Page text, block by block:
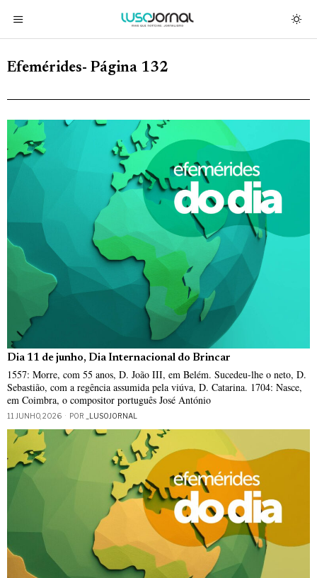
Efemérides- Página 132
Dia 11 de junho, Dia Internacional do Brincar
1557: Morre, com 55 anos, D. João III, em Belém. Sucedeu-lhe o neto, D.
Sebastião, com a regência assumida pela viúva, D. Catarina. 1704: Nasce,
em Coimbra, o compositor português José António
11 JUNHO, 2026 POR _LUSOJORNAL